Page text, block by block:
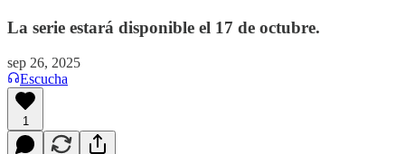
La serie estará disponible el 17 de octubre.
sep 26, 2025
Escucha
1